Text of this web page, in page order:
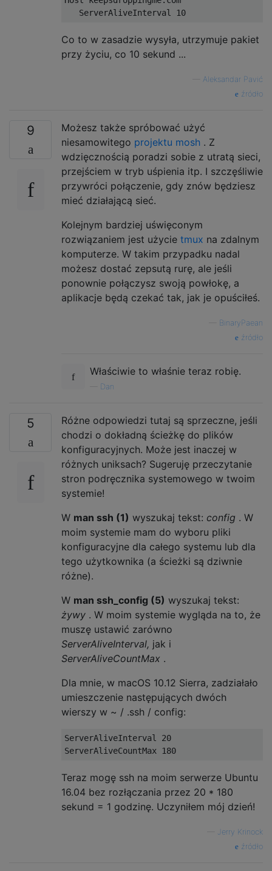
ServerAliveInterval
10
Co to w zasadzie wysyła, utrzymuje pakiet
przy życiu, co 10 sekund ...
Aleksandar Pavić
źródło
9
Możesz także spróbować użyć
niesamowitego projektu mosh . Z
wdzięcznością poradzi sobie z utratą sieci,
przejściem w tryb uśpienia itp. I szczęśliwie
przywróci połączenie, gdy znów będziesz
mieć działającą sieć.
Kolejnym bardziej uświęconym
rozwiązaniem jest użycie tmux na zdalnym
komputerze. W takim przypadku nadal
możesz dostać zepsutą rurę, ale jeśli
ponownie połączysz swoją powłokę, a
aplikacje będą czekać tak, jak je opuściłeś.
BinaryPaean
źródło
Właściwie to właśnie teraz robię.
Dan
5
Różne odpowiedzi tutaj są sprzeczne, jeśli
chodzi o dokładną ścieżkę do plików
konfiguracyjnych. Może jest inaczej w
różnych uniksach? Sugeruję przeczytanie
stron podręcznika systemowego w twoim
systemie!
W man ssh (1) wyszukaj tekst: config . W
moim systemie mam do wyboru pliki
konfiguracyjne dla całego systemu lub dla
tego użytkownika (a ścieżki są dziwnie
różne).
W man ssh_config (5) wyszukaj tekst:
żywy . W moim systemie wygląda na to, że
muszę ustawić zarówno
ServerAliveInterval, jak i
ServerAliveCountMax .
Dla mnie, w macOS 10.12 Sierra, zadziałało
umieszczenie następujących dwóch
wierszy w ~ / .ssh / config:
ServerAliveInterval
20
ServerAliveCountMax 180
Teraz mogę ssh na moim serwerze Ubuntu
16.04 bez rozłączania przez 20 * 180
sekund = 1 godzinę. Uczyniłem mój dzień!
Jerry Krinock
źródło